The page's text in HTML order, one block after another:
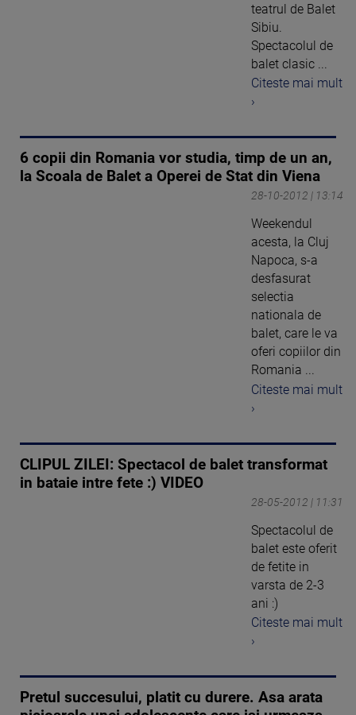
teatrul de Balet
Sibiu.
Spectacolul de
balet clasic ...
Citeste mai mult
›
6 copii din Romania vor studia, timp de un an,
la Scoala de Balet a Operei de Stat din Viena
28-10-2012 | 13:14
Weekendul
acesta, la Cluj
Napoca, s-a
desfasurat
selectia
nationala de
balet, care le va
oferi copiilor din
Romania ...
Citeste mai mult
›
CLIPUL ZILEI: Spectacol de balet transformat
in bataie intre fete :) VIDEO
28-05-2012 | 11:31
Spectacolul de
balet este oferit
de fetite in
varsta de 2-3
ani :)
Citeste mai mult
›
Pretul succesului, platit cu durere. Asa arata